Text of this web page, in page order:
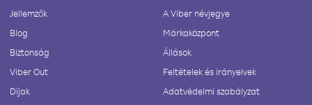
Jellemzők
Blog
Biztonság
Viber Out
Díjak
A Viber névjegye
Márkaközpont
Állások
Feltételek és irányelvek
Adatvédelmi szabályzat